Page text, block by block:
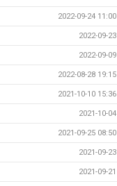
2022-09-24 11:00
2022-09-23
2022-09-09
2022-08-28 19:15
2021-10-10 15:36
2021-10-04
2021-09-25 08:50
2021-09-23
2021-09-21